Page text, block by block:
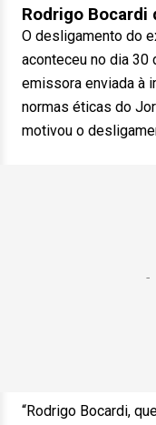
Rodrigo Bocardi
O desligamento do
aconteceu no dia 30
emissora enviada à
normas éticas do
motivou o
“Rodrigo Bocardi,